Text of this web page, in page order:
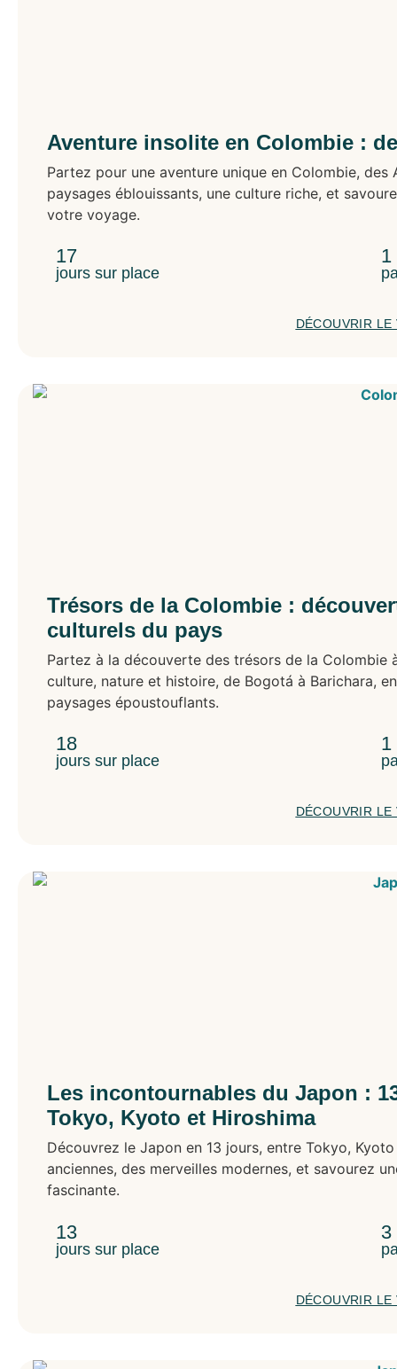
Aventure insolite en Colombie :
Partez pour une aventure unique en Colombie,
paysages éblouissants, une culture riche, et
votre voyage.
17
jours sur place
DÉCOUVRIR LE
Trésors de la Colombie :
culturels du pays
Partez à la découverte des trésors de la Colombie
culture, nature et histoire, de Bogotá à Barichara,
paysages époustouflants.
18
jours sur place
DÉCOUVRIR LE
Les incontournables du Japon :
Tokyo, Kyoto et Hiroshima
Découvrez le Japon en 13 jours, entre Tokyo,
anciennes, des merveilles modernes, et savourez
fascinante.
13
jours sur place
DÉCOUVRIR LE